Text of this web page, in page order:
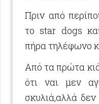
Πριν από
το star dogs
πήρα τηλέφωνο
Από τα πρώτα
ότι ναι μεν
σκυλιά,αλλά